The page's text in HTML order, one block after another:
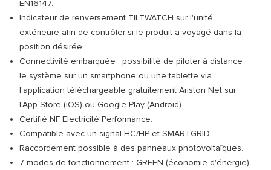
EN16147.
Indicateur de renversement TILTWATCH sur l'unité
extérieure afin de contrôler si le produit a voyagé dans la
position désirée.
Connectivité embarquée : possibilité de piloter à distance
le système sur un smartphone ou une tablette via
l'application téléchargeable gratuitement Ariston Net sur
l'App Store (iOS) ou Google Play (Androïd).
Certifié NF Electricité Performance.
Compatible avec un signal HC/HP et SMARTGRID.
Raccordement possible à des panneaux photovoltaïques.
7 modes de fonctionnement : GREEN (économie d'énergie),